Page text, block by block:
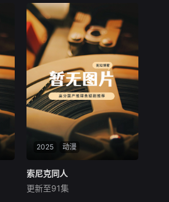
苏晚辞职回乡养老，只想撸猫
躺平。谁知自家十五斤的胖橘
橘富贵竟能吞食物资，传送到
丧尸横行的末世！饿到绝望的
将军陆峥收到天降矿泉水，虔
诚手写“谢谢神仙”。一人一猫
被迫营业：投喂、囤货、送武
器，甚至搬来现代军队跨时空
火力支援。当丧尸王大军压
境，橘富贵觉醒神兽之力，与
苏晚合体化身“猫猫侠”，金光
净化整片废土。一场跨时空救
世奇遇，爆笑治愈，暖到心
2025 动漫
索尼克同人
未知
索尼克同人
更新至91集